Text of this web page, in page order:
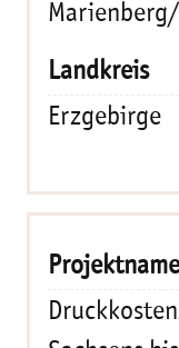
Marienberg/
Erzgebirge